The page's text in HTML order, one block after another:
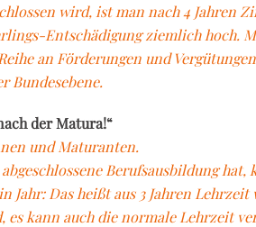
wird, ist man nach 4 Jahren
Entschädigung ziemlich hoch.
an Förderungen und
Bundesebene.
der Matura!“
und Maturanten.
Berufsausbildung
Das heißt aus 3 Jahren Lehrzeit
kann auch die normale Lehrzeit